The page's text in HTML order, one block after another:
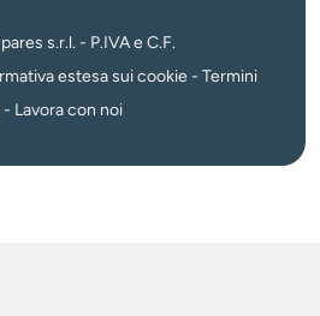
s.r.l. - P.IVA e C.F.
estesa sui cookie - Termini
- Lavora con noi